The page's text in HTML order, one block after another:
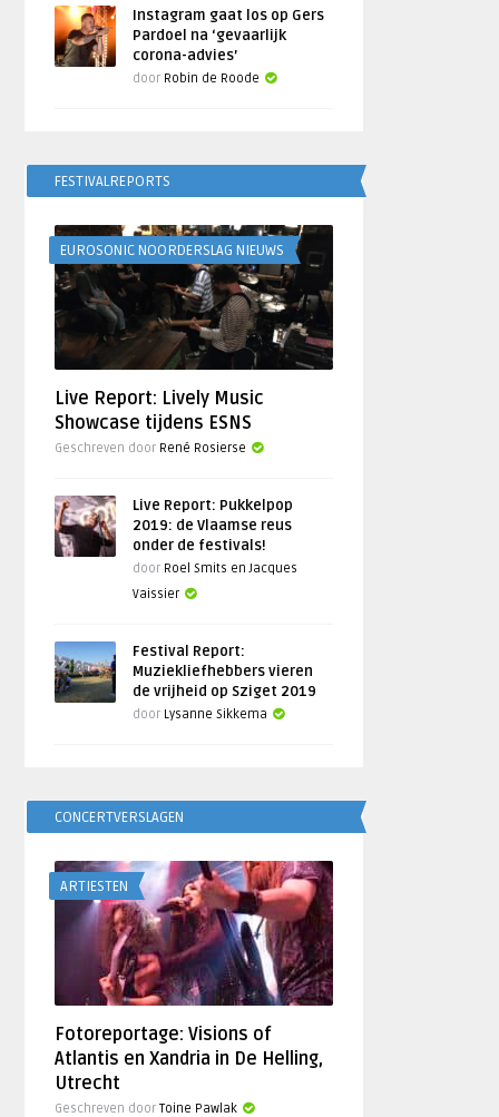
Instagram gaat los op Gers
Pardoel na ‘gevaarlijk
corona-advies’
door Robin de Roode
FESTIVALREPORTS
EUROSONIC NOORDERSLAG NIEUWS
Live Report: Lively Music
Showcase tijdens ESNS
Geschreven door René Rosierse
Live Report: Pukkelpop
2019: de Vlaamse reus
onder de festivals!
door Roel Smits en Jacques
Vaissier
Festival Report:
Muziekliefhebbers vieren
de vrijheid op Sziget 2019
door Lysanne Sikkema
CONCERTVERSLAGEN
ARTIESTEN
Fotoreportage: Visions of
Atlantis en Xandria in De Helling,
Utrecht
Geschreven doorToine Pawlak